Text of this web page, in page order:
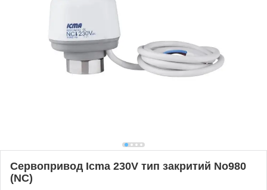
Сервопривод Icma 230V тип закритий No980
(NC)